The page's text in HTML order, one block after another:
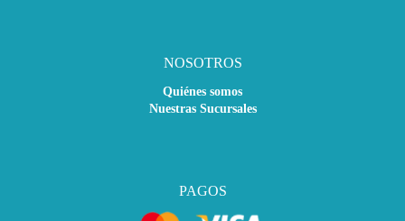
NOSOTROS
Quiénes somos
Nuestras Sucursales
PAGOS